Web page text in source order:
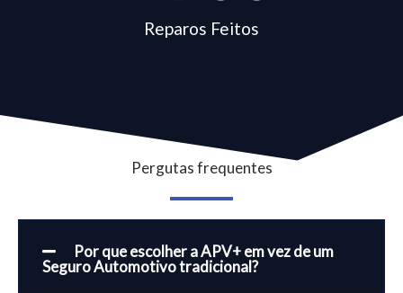
Reparos Feitos
Pergutas frequentes
Por que escolher a APV+ em vez de um
Seguro Automotivo tradicional?